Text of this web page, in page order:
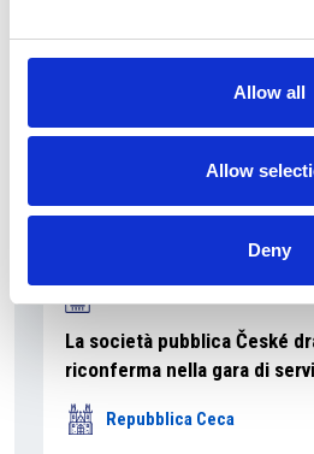
Allow all
Allow
Deny
La società pubblica České
riconferma nella gara di
Repubblica Ceca